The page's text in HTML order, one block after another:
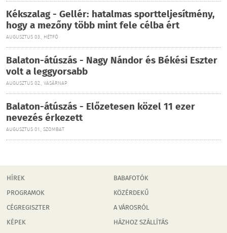
Kékszalag - Gellér: hatalmas sportteljesítmény,
hogy a mezőny több mint fele célba ért
AUGUSZTUS 03., HÉTFŐ
Balaton-átúszás - Nagy Nándor és Békési Eszter
volt a leggyorsabb
AUGUSZTUS 02., VASÁRNAP
Balaton-átúszás - Előzetesen közel 11 ezer
nevezés érkezett
AUGUSZTUS 01., SZOMBAT
HÍREK
PROGRAMOK
CÉGREGISZTER
KÉPEK
BABAFOTÓK
KÖZÉRDEKŰ
A VÁROSRÓL
HÁZHOZ SZÁLLÍTÁS